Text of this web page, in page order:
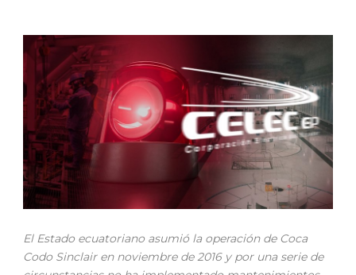
El Estado ecuatoriano asumió la operación de Coca
Codo Sinclair en noviembre de 2016 y por una serie de